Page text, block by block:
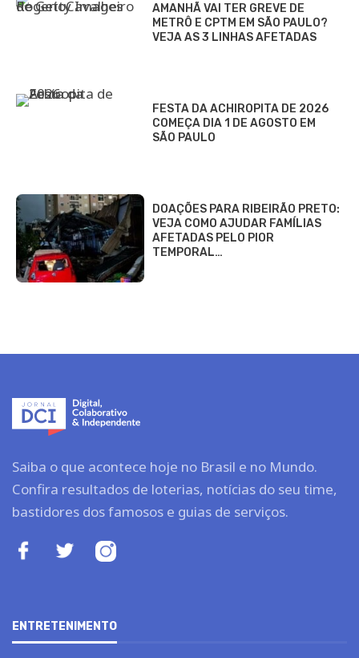
AMANHÃ VAI TER GREVE DE
METRÔ E CPTM EM SÃO PAULO?
VEJA AS 3 LINHAS AFETADAS
FESTA DA ACHIROPITA DE 2026
COMEÇA DIA 1 DE AGOSTO EM
SÃO PAULO
DOAÇÕES PARA RIBEIRÃO PRETO:
VEJA COMO AJUDAR FAMÍLIAS
AFETADAS PELO PIOR
TEMPORAL…
Saiba o que acontece hoje no Brasil e no Mundo.
Confira resultados de loterias, notícias do seu time,
bastidores dos famosos e guias de serviços.
ENTRETENIMENTO